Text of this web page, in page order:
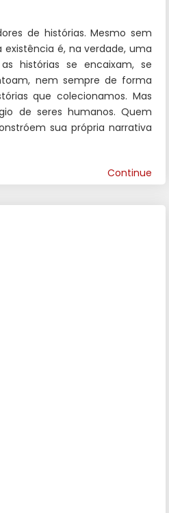
de histórias. Mesmo sem
é, na verdade, uma
histórias se encaixam, se
nem sempre de forma
que colecionamos. Mas
de seres humanos. Quem
sua própria narrativa
Continue